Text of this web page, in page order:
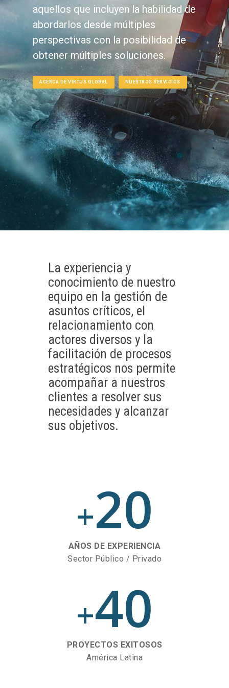
aquellos que incluyen la habilidad de
abordarlos desde múltiples
perspectivas con la posibilidad de
obtener múltiples soluciones.
ACERCA DE VIRTUS GLOBAL NUESTROS SERVICIOS
La experiencia y
conocimiento de nuestro
equipo en la gestión de
asuntos críticos, el
relacionamiento con
actores diversos y la
facilitación de procesos
estratégicos nos permite
acompañar a nuestros
clientes a resolver sus
necesidades y alcanzar
sus objetivos.
+20
AÑOS DE EXPERIENCIA
Sector Público / Privado
+40
PROYECTOS EXITOSOS
América Latina